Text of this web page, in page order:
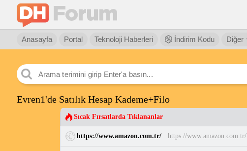
Anasayfa Portal Teknoloji Haberleri İndirim Kodu Diğer
Evren1'de Satılık Hesap Kademe+Filo
Sıcak Fırsatlarda Tıklananlar
https://www.amazon.com.tr/ https://www.amazon.com.tr/